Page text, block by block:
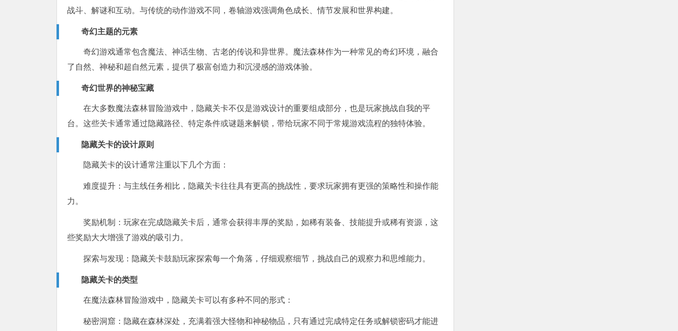
战斗、解谜和互动。与传统的动作游戏不同，卷轴游戏强调角色成长、情节发展和世界构建。
奇幻主题的元素
奇幻游戏通常包含魔法、神话生物、古老的传说和异世界。魔法森林作为一种常见的奇幻环境，融合
了自然、神秘和超自然元素，提供了极富创造力和沉浸感的游戏体验。
奇幻世界的神秘宝藏
在大多数魔法森林冒险游戏中，隐藏关卡不仅是游戏设计的重要组成部分，也是玩家挑战自我的平
台。这些关卡通常通过隐藏路径、特定条件或谜题来解锁，带给玩家不同于常规游戏流程的独特体验。
隐藏关卡的设计原则
隐藏关卡的设计通常注重以下几个方面：
难度提升：与主线任务相比，隐藏关卡往往具有更高的挑战性，要求玩家拥有更强的策略性和操作能
力。
奖励机制：玩家在完成隐藏关卡后，通常会获得丰厚的奖励，如稀有装备、技能提升或稀有资源，这
些奖励大大增强了游戏的吸引力。
探索与发现：隐藏关卡鼓励玩家探索每一个角落，仔细观察细节，挑战自己的观察力和思维能力。
隐藏关卡的类型
在魔法森林冒险游戏中，隐藏关卡可以有多种不同的形式：
秘密洞窟：隐藏在森林深处，充满着强大怪物和神秘物品，只有通过完成特定任务或解锁密码才能进